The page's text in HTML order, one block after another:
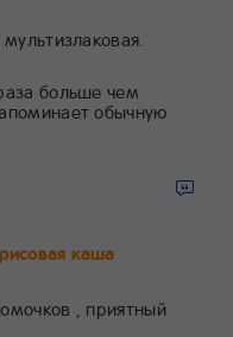
больше чем
обычную
каша
, приятный